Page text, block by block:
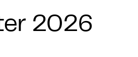
2026